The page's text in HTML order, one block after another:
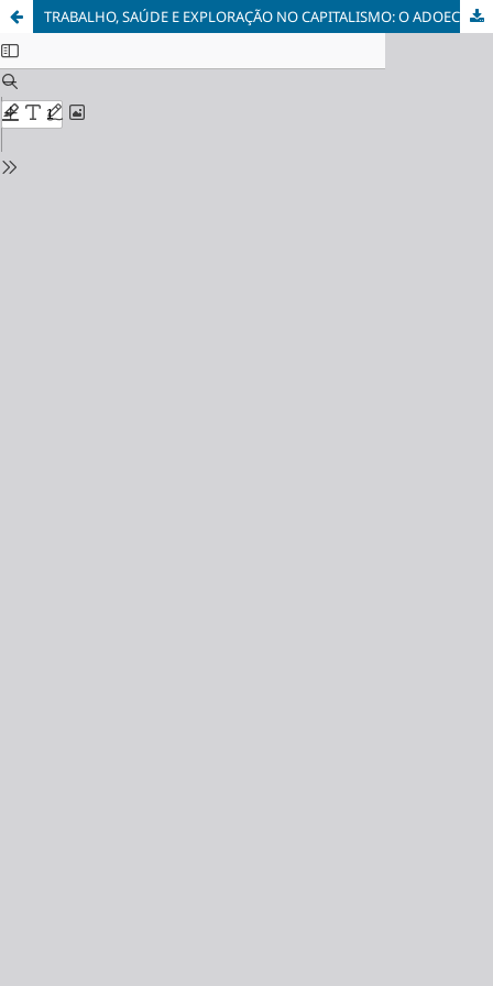
TRABALHO, SAÚDE E EXPLORAÇÃO NO CAPITALISMO: O ADOECIMENTO DA CLASSE TRABALHADORA E O PAPEL DO SERVIÇO SOCIAL